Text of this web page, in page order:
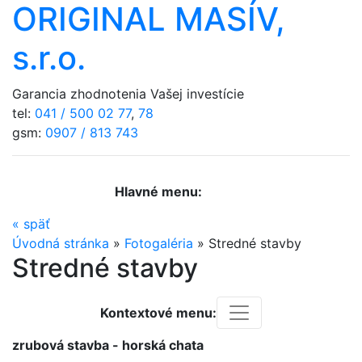
ORIGINAL MASÍV,
s.r.o.
Garancia zhodnotenia Vašej investície
tel: 041 / 500 02 77, 78
gsm: 0907 / 813 743
Hlavné menu:
« späť
Úvodná stránka » Fotogaléria » Stredné stavby
Stredné stavby
Kontextové menu:
zrubová stavba - horská chata